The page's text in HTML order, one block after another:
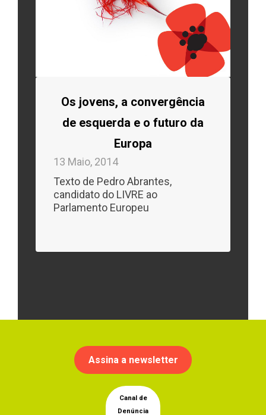
Os jovens, a convergência
de esquerda e o futuro da
Europa
13 Maio, 2014
Texto de Pedro Abrantes,
candidato do LIVRE ao
Parlamento Europeu
Assina a newsletter
Canal de
Denúncia